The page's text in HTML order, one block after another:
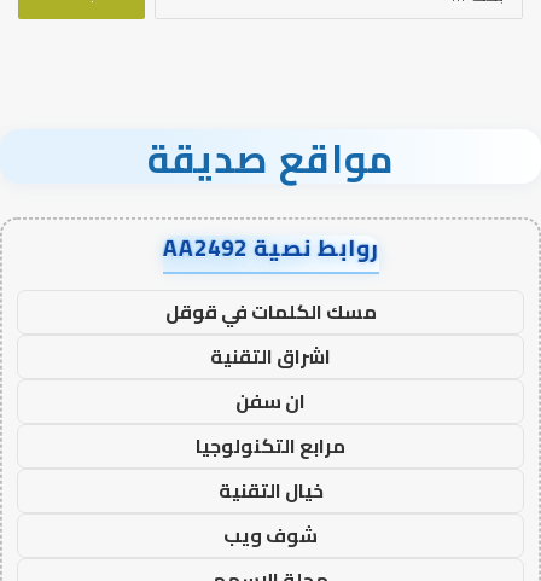
مواقع صديقة
روابط نصية AA2492
مسك الكلمات في قوقل
اشراق التقنية
ان سفن
مرابع التكنولوجيا
خيال التقنية
شوف ويب